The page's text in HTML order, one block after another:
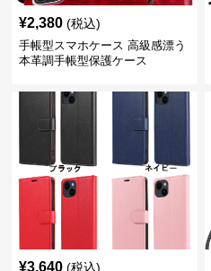
¥2,380 (税込)
手帳型スマホケース 高級感漂う
本革調手帳型保護ケース
¥3,640 (税込)